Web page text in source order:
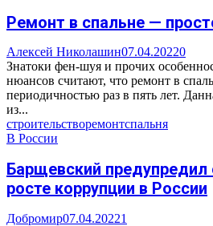
Ремонт в спальне —
Алексей Николашин07.04.20220
Знатоки фен-шуя и прочих
нюансов считают, что ремонт в
периодичностью раз в пять лет.
из...
строительстворемонтспальня
В России
Барщевский
росте коррупции в России
Добромир07.04.20221